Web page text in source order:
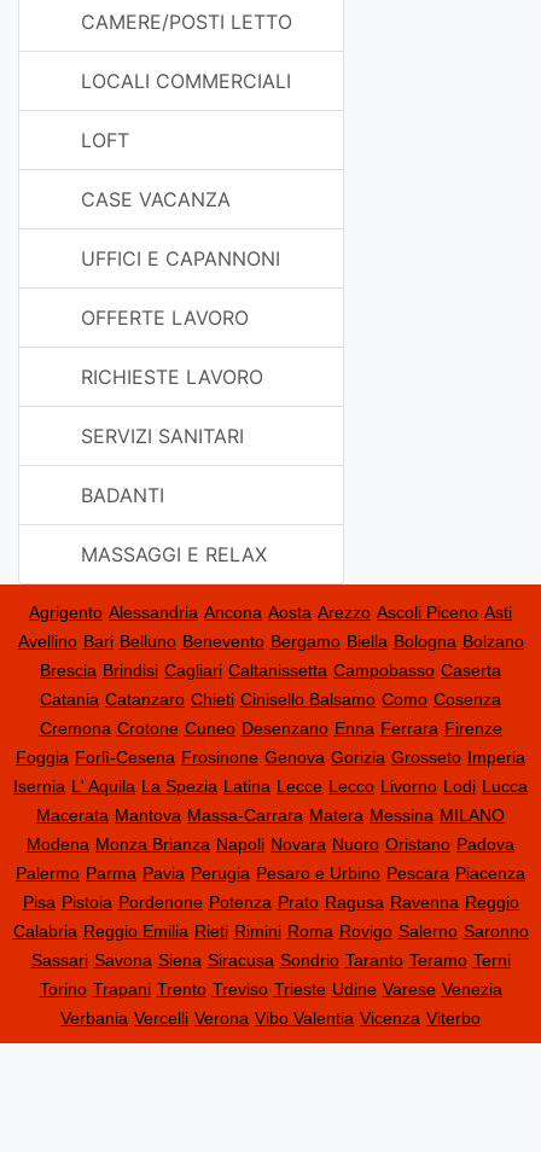
CAMERE/POSTI LETTO
LOCALI COMMERCIALI
LOFT
CASE VACANZA
UFFICI E CAPANNONI
OFFERTE LAVORO
RICHIESTE LAVORO
SERVIZI SANITARI
BADANTI
MASSAGGI E RELAX
Agrigento Alessandria Ancona Aosta Arezzo Ascoli Piceno Asti
Avellino Bari Belluno Benevento Bergamo Biella Bologna Bolzano
Brescia Brindisi Cagliari Caltanissetta Campobasso Caserta
Catania Catanzaro Chieti Cinisello Balsamo Como Cosenza
Cremona Crotone Cuneo Desenzano Enna Ferrara Firenze
Foggia Forlì-Cesena Frosinone Genova Gorizia Grosseto Imperia
Isernia L' Aquila La Spezia Latina Lecce Lecco Livorno Lodi Lucca
Macerata Mantova Massa-Carrara Matera Messina MILANO
Modena Monza Brianza Napoli Novara Nuoro Oristano Padova
Palermo Parma Pavia Perugia Pesaro e Urbino Pescara Piacenza
Pisa Pistoia Pordenone Potenza Prato Ragusa Ravenna Reggio
Calabria Reggio Emilia Rieti Rimini Roma Rovigo Salerno Saronno
Sassari Savona Siena Siracusa Sondrio Taranto Teramo Terni
Torino Trapani Trento Treviso Trieste Udine Varese Venezia
Verbania Vercelli Verona Vibo Valentia Vicenza Viterbo